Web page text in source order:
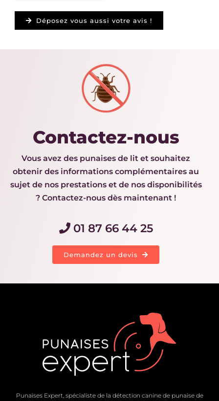
Déposez vous aussi votre avis !
Contactez-nous
Vous avez des punaises de lit et souhaitez
obtenir des informations complémentaires au
sujet de nos prestations et de nos disponibilités
? Contactez-nous dès maintenant !
01 87 66 44 25
Demandez un devis
Punaises Expert, spécialiste de la détection canine de punaise de